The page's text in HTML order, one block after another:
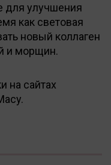
для улучшения
как световая
новый коллаген
и морщин.
на сайтах